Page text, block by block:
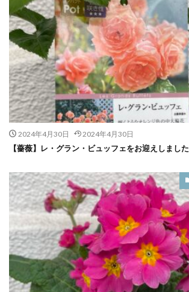
2024年4月30日 2024年4月30日
【薔薇】レ・グラン・ビュッフェをお迎えしました